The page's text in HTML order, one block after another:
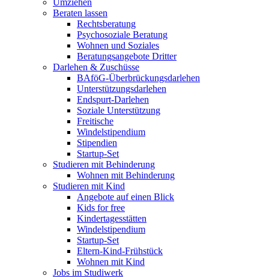
Umziehen
Beraten lassen
Rechtsberatung
Psychosoziale Beratung
Wohnen und Soziales
Beratungsangebote Dritter
Darlehen & Zuschüsse
BAföG-Überbrückungsdarlehen
Unterstützungsdarlehen
Endspurt-Darlehen
Soziale Unterstützung
Freitische
Windelstipendium
Stipendien
Startup-Set
Studieren mit Behinderung
Wohnen mit Behinderung
Studieren mit Kind
Angebote auf einen Blick
Kids for free
Kindertagesstätten
Windelstipendium
Startup-Set
Eltern-Kind-Frühstück
Wohnen mit Kind
Jobs im Studiwerk